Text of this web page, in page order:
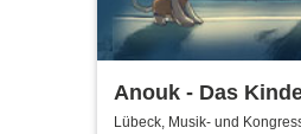
Anouk - Das
Lübeck, Musik- und